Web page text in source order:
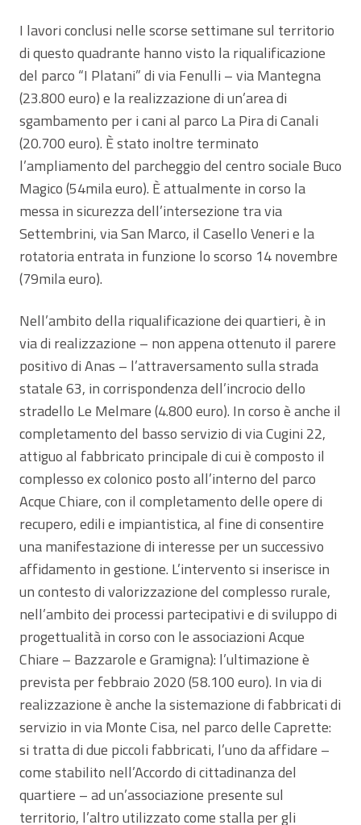
I lavori conclusi nelle scorse settimane sul territorio
di questo quadrante hanno visto la riqualificazione
del parco “I Platani” di via Fenulli – via Mantegna
(23.800 euro) e la realizzazione di un’area di
sgambamento per i cani al parco La Pira di Canali
(20.700 euro). È stato inoltre terminato
l’ampliamento del parcheggio del centro sociale Buco
Magico (54mila euro). È attualmente in corso la
messa in sicurezza dell’intersezione tra via
Settembrini, via San Marco, il Casello Veneri e la
rotatoria entrata in funzione lo scorso 14 novembre
(79mila euro).
Nell’ambito della riqualificazione dei quartieri, è in
via di realizzazione – non appena ottenuto il parere
positivo di Anas – l’attraversamento sulla strada
statale 63, in corrispondenza dell’incrocio dello
stradello Le Melmare (4.800 euro). In corso è anche il
completamento del basso servizio di via Cugini 22,
attiguo al fabbricato principale di cui è composto il
complesso ex colonico posto all’interno del parco
Acque Chiare, con il completamento delle opere di
recupero, edili e impiantistica, al fine di consentire
una manifestazione di interesse per un successivo
affidamento in gestione. L’intervento si inserisce in
un contesto di valorizzazione del complesso rurale,
nell’ambito dei processi partecipativi e di sviluppo di
progettualità in corso con le associazioni Acque
Chiare – Bazzarole e Gramigna): l’ultimazione è
prevista per febbraio 2020 (58.100 euro). In via di
realizzazione è anche la sistemazione di fabbricati di
servizio in via Monte Cisa, nel parco delle Caprette:
si tratta di due piccoli fabbricati, l’uno da affidare –
come stabilito nell’Accordo di cittadinanza del
quartiere – ad un’associazione presente sul
territorio, l’altro utilizzato come stalla per gli